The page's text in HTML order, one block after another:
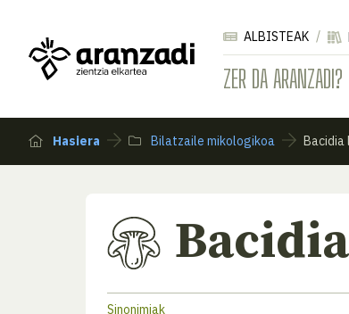
ZER DA ARANZADI?
ALBISTEAK
Hasiera Bilatzaile mikologikoa Bacidia
Sinonimiak